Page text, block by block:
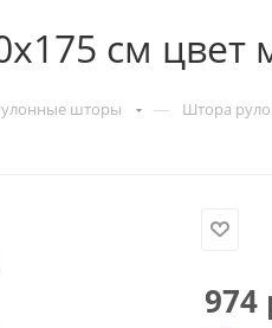
см цвет
шторы — Штора
974